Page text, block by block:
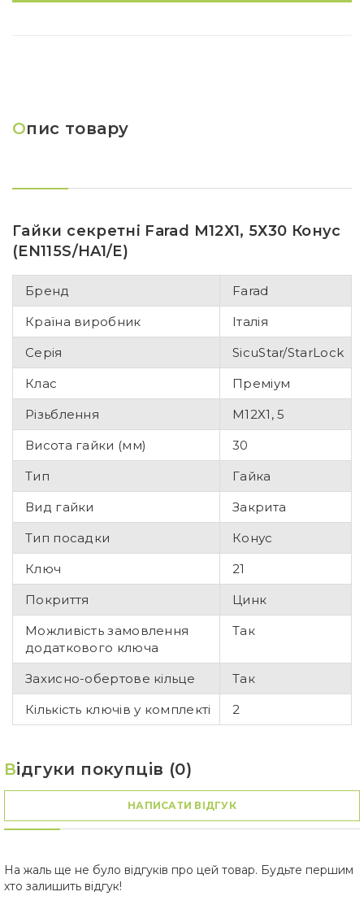
Опис товару
Гайки секретні Farad М12Х1, 5Х30 Конус
(EN115S/HA1/E)
Бренд
Farad
Країна виробник
Італія
Серія
SicuStar/StarLock
Клас
Преміум
Різьблення
М12Х1, 5
Висота гайки (мм)
30
Тип
Гайка
Вид гайки
Закрита
Тип посадки
Конус
Ключ
21
Покриття
Цинк
Можливість замовлення
додаткового ключа
Так
Захисно-обертове кільце
Так
Кількість ключів у комплекті
2
Відгуки покупців (0)
НАПИСАТИ ВІДГУК
На жаль ще не було відгуків про цей товар. Будьте першим
хто залишить відгук!